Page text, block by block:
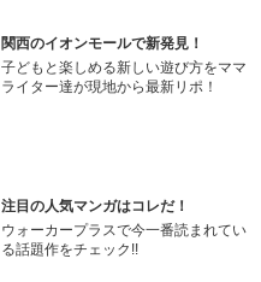
関西のイオンモールで新発見！
子どもと楽しめる新しい遊び方をママ
ライター達が現地から最新リポ！
注目の人気マンガはコレだ！
ウォーカープラスで今一番読まれてい
る話題作をチェック!!